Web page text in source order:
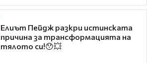
Елиът Пейдж разкри истинската
причина за трансформацията на
тялото си!😯💥